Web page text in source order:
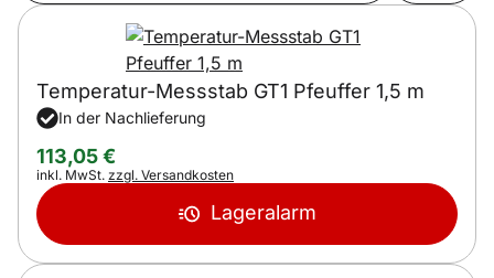
Temperatur-Messstab GT1 Pfeuffer 1,5 m
In der Nachlieferung
113,05€
Steuerhinweis:
inkl. MwSt. zzgl. Versandkosten
Lageralarm